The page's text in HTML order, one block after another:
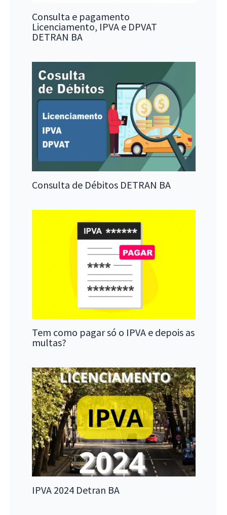
Consulta e pagamento
Licenciamento, IPVA e DPVAT
DETRAN BA
Consulta de Débitos DETRAN BA
Tem como pagar só o IPVA e depois as
multas?
IPVA 2024 Detran BA